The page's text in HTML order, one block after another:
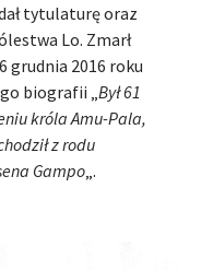
tytulaturę oraz
Lo. Zmarł
grudnia 2016 roku
biografii „ Był 61
króla Amu-Pala,
z rodu
Gampo „.